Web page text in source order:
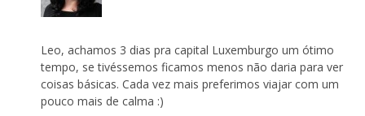
Leo, achamos 3 dias pra capital Luxemburgo um ótimo
tempo, se tivéssemos ficamos menos não daria para ver
coisas básicas. Cada vez mais preferimos viajar com um
pouco mais de calma :)